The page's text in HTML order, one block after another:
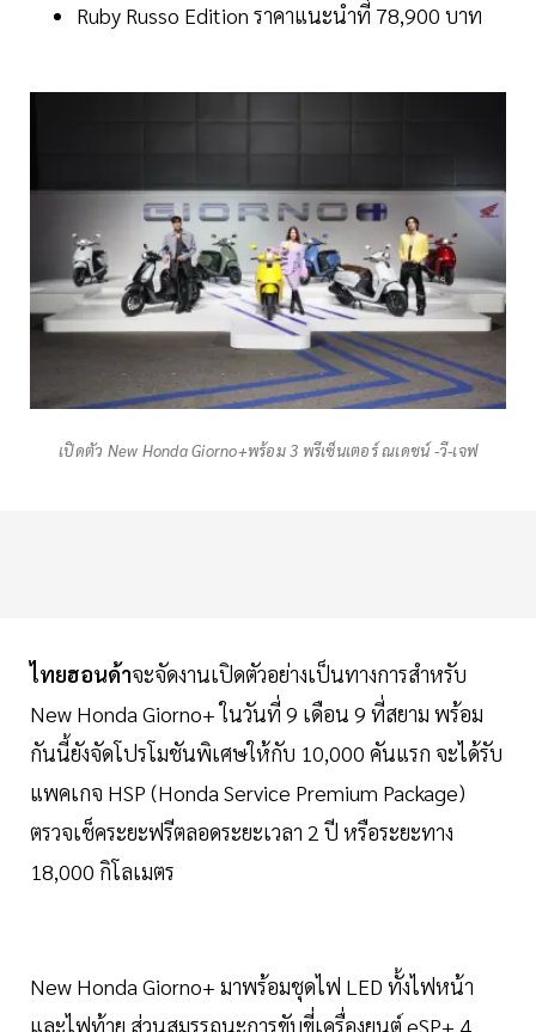
Ruby Russo Edition ราคาแนะนำที่ 78,900 บาท
เปิดตัว New Honda Giorno+พร้อม 3 พรีเซ็นเตอร์ ณเดชน์ -วี-เจฟ
ไทยฮอนด้าจะจัดงานเปิดตัวอย่างเป็นทางการสำหรับ
New Honda Giorno+ ในวันที่ 9 เดือน 9 ที่สยาม พร้อม
กันนี้ยังจัดโปรโมชันพิเศษให้กับ 10,000 คันแรก จะได้รับ
แพคเกจ HSP (Honda Service Premium Package)
ตรวจเช็คระยะฟรีตลอดระยะเวลา 2 ปี หรือระยะทาง
18,000 กิโลเมตร
New Honda Giorno+ มาพร้อมชุดไฟ LED ทั้งไฟหน้า
และไฟท้าย ส่วนสมรรถนะการขับขี่เครื่องยนต์ eSP+ 4